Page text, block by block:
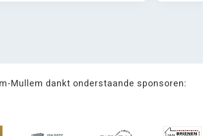
Mullem dankt onderstaande sponsoren: